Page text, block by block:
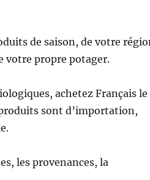
de saison, de votre
votre propre potager.
achetez Français le
sont d’importation,
les provenances, la